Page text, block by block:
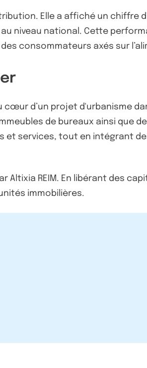
Elle a affiché un chiffre
niveau national. Cette
consommateurs axés sur
cœur d’un projet d'urbanisme
de bureaux ainsi que
services, tout en intégrant
Altixia REIM. En libérant des
immobilières.